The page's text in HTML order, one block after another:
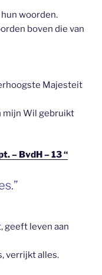
woorden.
boven die van
Majesteit
mijn Wil gebruikt
– BvdH – 13 “
geeft leven aan
verrijkt alles.